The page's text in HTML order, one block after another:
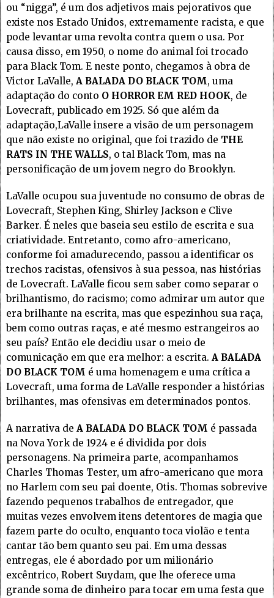
ou “nigga”, é um dos adjetivos mais pejorativos que
existe nos Estado Unidos, extremamente racista, e que
pode levantar uma revolta contra quem o usa. Por
causa disso, em 1950, o nome do animal foi trocado
para Black Tom. E neste ponto, chegamos à obra de
Victor LaValle, A BALADA DO BLACK TOM, uma
adaptação do conto O HORROR EM RED HOOK, de
Lovecraft, publicado em 1925. Só que além da
adaptação,LaValle insere a visão de um personagem
que não existe no original, que foi trazido de THE
RATS IN THE WALLS, o tal Black Tom, mas na
personificação de um jovem negro do Brooklyn.
LaValle ocupou sua juventude no consumo de obras de
Lovecraft, Stephen King, Shirley Jackson e Clive
Barker. É neles que baseia seu estilo de escrita e sua
criatividade. Entretanto, como afro-americano,
conforme foi amadurecendo, passou a identificar os
trechos racistas, ofensivos à sua pessoa, nas histórias
de Lovecraft. LaValle ficou sem saber como separar o
brilhantismo, do racismo; como admirar um autor que
era brilhante na escrita, mas que espezinhou sua raça,
bem como outras raças, e até mesmo estrangeiros ao
seu país? Então ele decidiu usar o meio de
comunicação em que era melhor: a escrita. A BALADA
DO BLACK TOM é uma homenagem e uma crítica a
Lovecraft, uma forma de LaValle responder a histórias
brilhantes, mas ofensivas em determinados pontos.
A narrativa de A BALADA DO BLACK TOM é passada
na Nova York de 1924 e é dividida por dois
personagens. Na primeira parte, acompanhamos
Charles Thomas Tester, um afro-americano que mora
no Harlem com seu pai doente, Otis. Thomas sobrevive
fazendo pequenos trabalhos de entregador, que
muitas vezes envolvem itens detentores de magia que
fazem parte do oculto, enquanto toca violão e tenta
cantar tão bem quanto seu pai. Em uma dessas
entregas, ele é abordado por um milionário
excêntrico, Robert Suydam, que lhe oferece uma
grande soma de dinheiro para tocar em uma festa que